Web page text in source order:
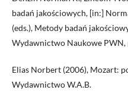
badań jakościowych, [in:]
(eds.), Metody badań
Wydawnictwo Naukowe PWN,
Elias Norbert (2006), Mozart:
Wydawnictwo W.A.B.